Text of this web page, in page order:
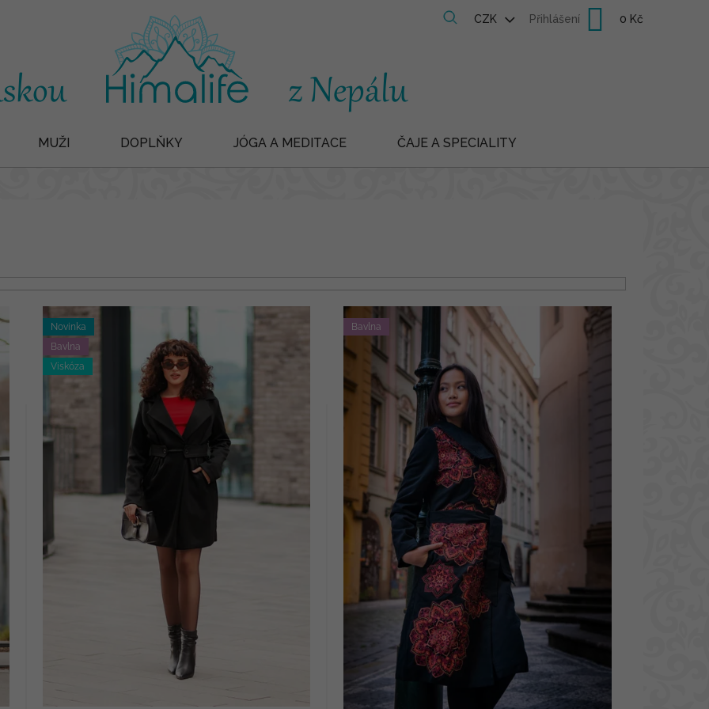
CZK Přihlášení
Nákupní
MUŽI DOPLŇKY JÓGA A MEDITACE ČAJE A SPECIALITY
Novinka
Bavlna
Viskóza
Bavlna